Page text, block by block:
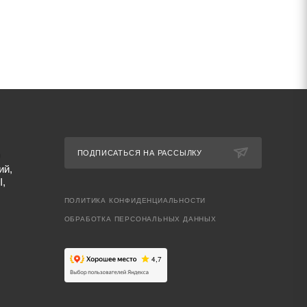
ПОДПИСАТЬСЯ НА РАССЫЛКУ
ПОЛИТИКА КОНФИДЕНЦИАЛЬНОСТИ
ОБРАБОТКА ПЕРСОНАЛЬНЫХ ДАННЫХ